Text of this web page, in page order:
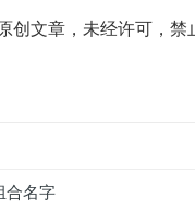
创文章，未经许可，禁
合名字